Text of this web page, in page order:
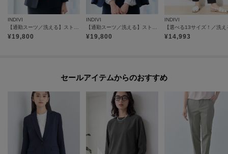
INDIVI
¥19,800
INDIVI
¥19,800
INDIVI
¥14,993
セールアイテムからのおすすめ